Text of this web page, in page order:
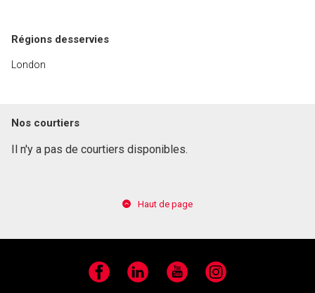
Régions desservies
London
Nos courtiers
Il n'y a pas de courtiers disponibles.
Haut de page
Facebook LinkedIn YouTube Instagram